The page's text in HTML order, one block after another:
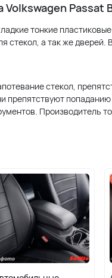
Volkswagen Passat
тонкие
стекол, а так же
стекол,
препятствуют
Производитель